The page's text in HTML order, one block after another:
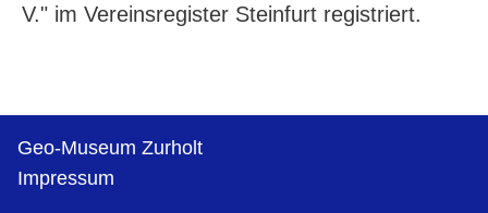
V." im Vereinsregister Steinfurt registriert.
Geo-Museum Zurholt
Impressum